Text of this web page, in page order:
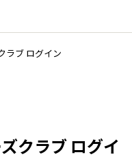
ラブ ログイン
クラブ ログイ